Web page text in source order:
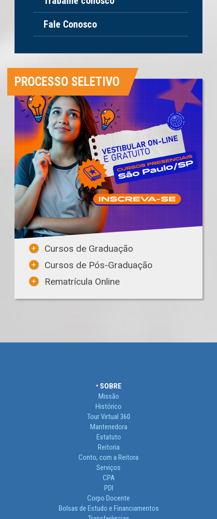
Fale Conosco
PROCESSO SELETIVO
Cursos de Graduação
Cursos de Pós-Graduação
Rematrícula Online
• SOBRE
Missão
Histórico
Tour Virtual 360
Mantenedora
Estatuto
Reitoria
Conto, com a Reitora
Serviços
CPA
PDI
Corpo Docente
Bolsas de Estudo e Financiamentos